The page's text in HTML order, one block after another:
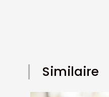
Similaire